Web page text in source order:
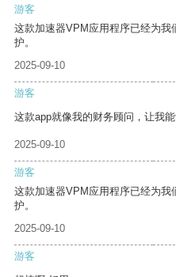
游客
这款加速器VPM应用程序已经为
护。
2025-09-10
游客
这款app就像我的财务顾问，让我能
2025-09-10
游客
这款加速器VPM应用程序已经为
护。
2025-09-10
游客